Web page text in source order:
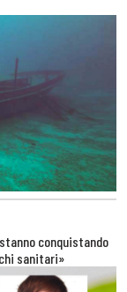
conquistando
sanitari»